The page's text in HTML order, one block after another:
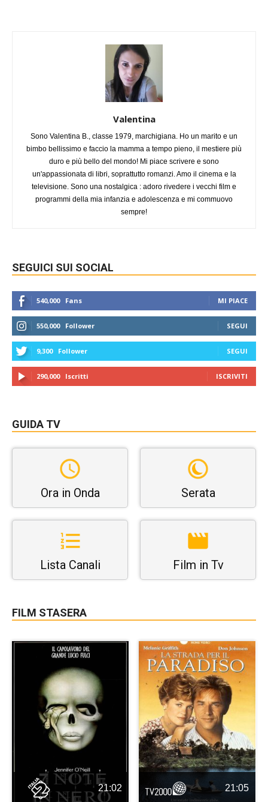
Valentina
Sono Valentina B., classe 1979, marchigiana. Ho un marito e un
bimbo bellissimo e faccio la mamma a tempo pieno, il mestiere più
duro e più bello del mondo! Mi piace scrivere e sono
un'appassionata di libri, soprattutto romanzi. Amo il cinema e la
televisione. Sono una nostalgica : adoro rivedere i vecchi film e
programmi della mia infanzia e adolescenza e mi commuovo
sempre!
SEGUICI SUI SOCIAL
540,000 Fans MI PIACE
550,000 Follower SEGUI
9,300 Follower SEGUI
290,000 Iscritti ISCRIVITI
GUIDA TV
Ora in Onda Serata
Lista Canali Film in Tv
FILM STASERA
21:02 21:05